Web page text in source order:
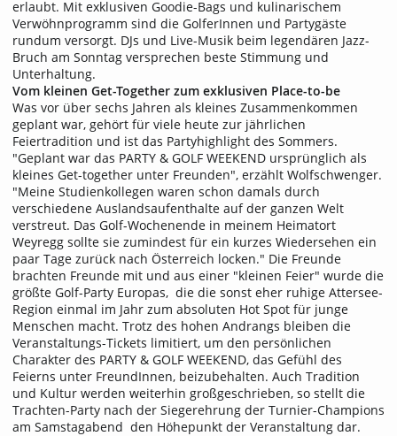
erlaubt. Mit exklusiven Goodie-Bags und kulinarischem
Verwöhnprogramm sind die GolferInnen und Partygäste
rundum versorgt. DJs und Live-Musik beim legendären Jazz-
Bruch am Sonntag versprechen beste Stimmung und
Unterhaltung.
Vom kleinen Get-Together zum exklusiven Place-to-be
Was vor über sechs Jahren als kleines Zusammenkommen
geplant war, gehört für viele heute zur jährlichen
Feiertradition und ist das Partyhighlight des Sommers.
"Geplant war das PARTY & GOLF WEEKEND ursprünglich als
kleines Get-together unter Freunden", erzählt Wolfschwenger.
"Meine Studienkollegen waren schon damals durch
verschiedene Auslandsaufenthalte auf der ganzen Welt
verstreut. Das Golf-Wochenende in meinem Heimatort
Weyregg sollte sie zumindest für ein kurzes Wiedersehen ein
paar Tage zurück nach Österreich locken." Die Freunde
brachten Freunde mit und aus einer "kleinen Feier" wurde die
größte Golf-Party Europas, die die sonst eher ruhige Attersee-
Region einmal im Jahr zum absoluten Hot Spot für junge
Menschen macht. Trotz des hohen Andrangs bleiben die
Veranstaltungs-Tickets limitiert, um den persönlichen
Charakter des PARTY & GOLF WEEKEND, das Gefühl des
Feierns unter FreundInnen, beizubehalten. Auch Tradition
und Kultur werden weiterhin großgeschrieben, so stellt die
Trachten-Party nach der Siegerehrung der Turnier-Champions
am Samstagabend den Höhepunkt der Veranstaltung dar.